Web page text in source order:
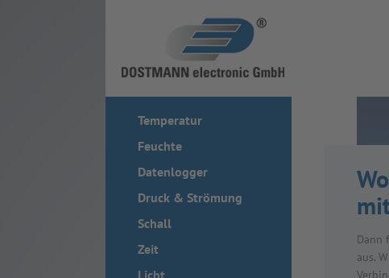
Temperatur
Feuchte
Datenlogger
Druck & Strömung
Schall
Zeit
Licht
Dann
aus.